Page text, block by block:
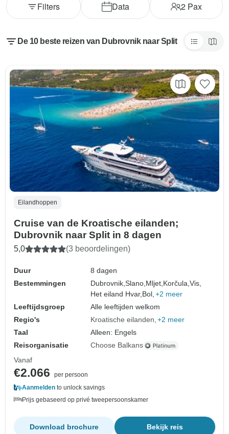
Data 2 Pax
Filters
De 10 beste reizen van Dubrovnik naar Split
Eilandhoppen
Cruise van de Kroatische eilanden;
Dubrovnik naar Split in 8 dagen
5,0 (3 beoordelingen)
Duur
8 dagen
Bestemmingen
Dubrovnik,Slano, Mljet, Korčula,Vis,
Het eiland Hvar, Bol, +2 meer
Leeftijdsgroep
Alle leeftijden welkom
Regio's
Kroatische eilanden +2 meer
Taal
Alleen: Engels
Reisorganisatie
Choose Balkans
Vanaf
€2.066
per persoon
Aanmelden to unlock savings
Prijs gebaseerd op privé tweepersoonskamer
Bekijk reis
Download brochure